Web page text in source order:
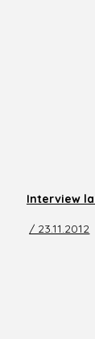
Interview
/ 23.11.2012